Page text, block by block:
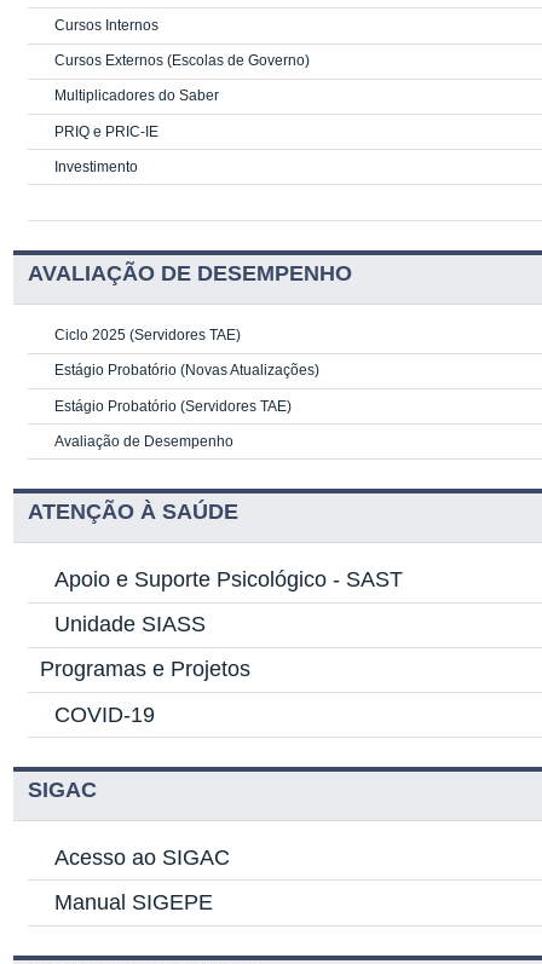
Cursos Internos
Cursos Externos (Escolas de Governo)
Multiplicadores do Saber
PRIQ e PRIC-IE
Investimento
AVALIAÇÃO DE DESEMPENHO
Ciclo 2025 (Servidores TAE)
Estágio Probatório (Novas Atualizações)
Estágio Probatório (Servidores TAE)
Avaliação de Desempenho
ATENÇÃO À SAÚDE
Apoio e Suporte Psicológico - SAST
Unidade SIASS
Programas e Projetos
COVID-19
SIGAC
Acesso ao SIGAC
Manual SIGEPE